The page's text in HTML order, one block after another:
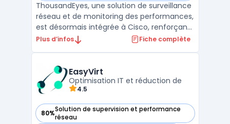
ThousandEyes, une solution de surveillance
réseau et de monitoring des performances,
est désormais intégrée à Cisco, renforçant
ainsi ses capacités de gestion et d'analyse
une visibilité approfondie sur les
infrastructures info ...
Plus d’infos Fiche complète
EasyVirt
Optimisation IT et réduction de
4.5
80%Solution de supervision et performance
réseau
— voir EasyVirt dans cette catégorie